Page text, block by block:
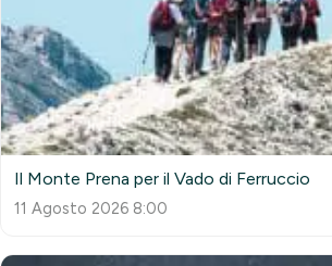
Il Monte Prena per il Vado di Ferruccio
11 Agosto 2026 8:00